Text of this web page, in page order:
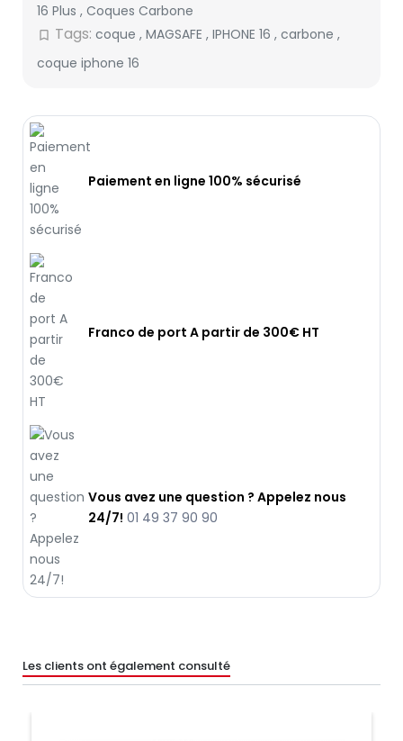
16 Plus , Coques Carbone
bookmark_border Tags: coque , MAGSAFE , IPHONE 16 , carbone ,
coque iphone 16
Paiement en ligne 100% sécurisé
Franco de port A partir de 300€ HT
Vous avez une question ? Appelez nous
24/7! 01 49 37 90 90
Les clients ont également consulté